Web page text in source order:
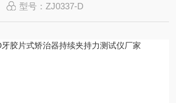
型号：ZJ0337-D